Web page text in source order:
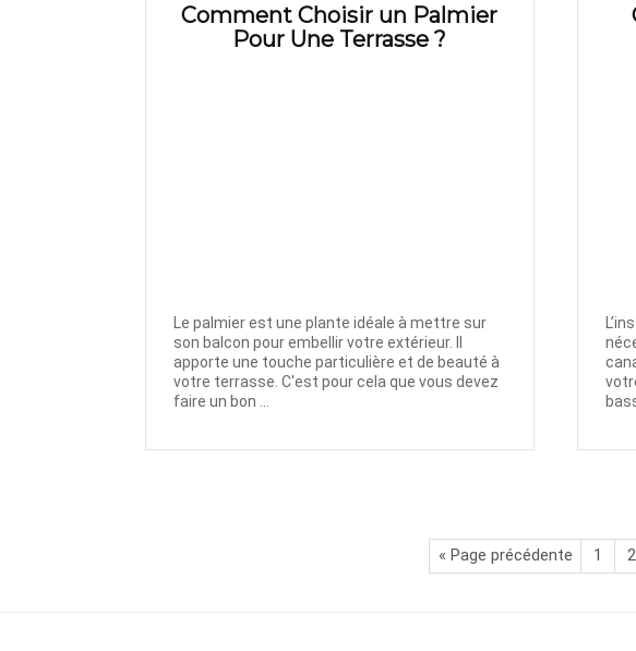
Comment Choisir un Palmier
Pour Une Terrasse ?
Le palmier est une plante idéale à mettre sur
son balcon pour embellir votre extérieur. Il
apporte une touche particulière et de beauté à
votre terrasse. C'est pour cela que vous devez
faire un bon ...
« Page précédente 1 2